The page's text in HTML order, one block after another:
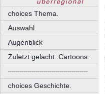
choices Thema.
Auswahl.
Augenblick
Zuletzt gelacht: Cartoons.
––––––––––––––––––––
choices Geschichte.